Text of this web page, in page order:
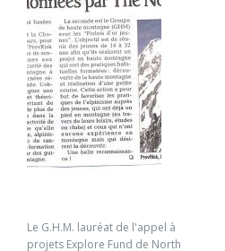
Le G.H.M. lauréat de l'appel à
projets Explore Fund de North